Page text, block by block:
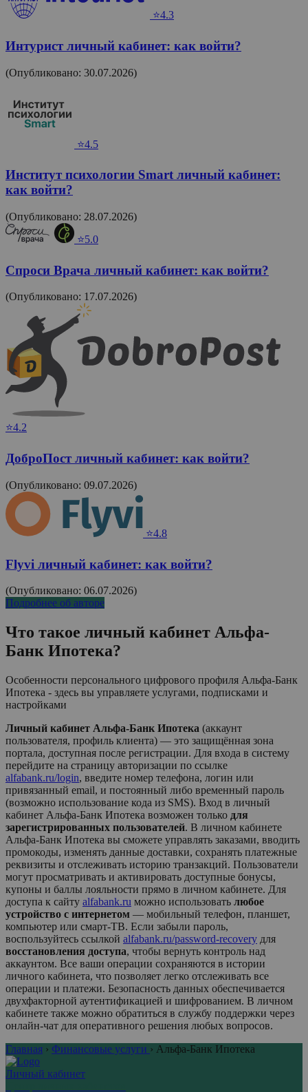
⭐4.3
Интурист личный кабинет: как войти?
(Опубликовано: 30.07.2026)
⭐4.5
Институт психологии Smart личный кабинет:
как войти?
(Опубликовано: 28.07.2026)
⭐5.0
Спроси Врача личный кабинет: как войти?
(Опубликовано: 17.07.2026)
⭐4.2
ДоброПост личный кабинет: как войти?
(Опубликовано: 09.07.2026)
⭐4.8
Flyvi личный кабинет: как войти?
(Опубликовано: 06.07.2026)
Подробнее об авторе
Что такое личный кабинет Альфа-
Банк Ипотека?
Особенности персонального цифрового профиля Альфа-Банк
Ипотека - здесь вы управляете услугами, подписками и
настройками
Личный кабинет Альфа-Банк Ипотека (аккаунт
пользователя, профиль клиента) — это защищённая зона
портала, доступная после регистрации. Для входа в систему
перейдите на страницу авторизации по ссылке
alfabank.ru/login, введите номер телефона, логин или
привязанный email, и постоянный либо временный пароль
(возможно использование кода из SMS). Вход в личный
кабинет Альфа-Банк Ипотека возможен только для
зарегистрированных пользователей. В личном кабинете
Альфа-Банк Ипотека вы сможете управлять заказами, вводить
промокоды, изменять данные доставки, сохранять платежные
реквизиты и отслеживать историю транзакций. Пользователи
могут просматривать и активировать доступные бонусы,
купоны и баллы лояльности прямо в личном кабинете. Для
доступа к сайту alfabank.ru можно использовать любое
устройство с интернетом — мобильный телефон, планшет,
компьютер или смарт-ТВ. Если забыли пароль,
воспользуйтесь ссылкой alfabank.ru/password-recovery для
восстановления доступа, чтобы вернуть контроль над
аккаунтом. Все ваши операции сохраняются в истории
личного кабинета, что позволяет легко отслеживать все
операции и платежи. Безопасность данных обеспечивается
двухфакторной аутентификацией и шифрованием. В личном
кабинете также можно обратиться в службу поддержки через
онлайн-чат для оперативного решения любых вопросов.
Главная › Финансовые услуги › Альфа-Банк Ипотека
Личный кабинет